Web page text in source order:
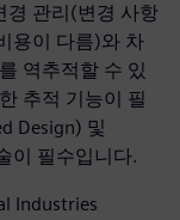
경 관리(변경 사항
용이 다름)와 차
역추적할 수 있
추적 기능이 필
Design) 및
이 필수입니다.
Industries